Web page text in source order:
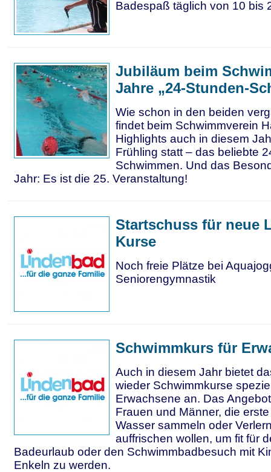
Badespaß täglich von 10 bis
Jubiläum beim
Jahre „24-Stunden-
Wie schon in den beiden
findet beim Schwimmverein
Highlights auch in diesem
Frühling statt – das beliebte
Schwimmen. Und das
Jahr: Es ist die 25. Veranstaltung!
Startschuss für neue
Kurse
Noch freie Plätze bei
Seniorengymnastik
Schwimmkurs für
Auch in diesem Jahr bietet
wieder Schwimmkurse
Erwachsene an. Das
Frauen und Männer, die
Wasser sammeln oder
auffrischen wollen, um fit für
Badeurlaub oder den Schwimmbadbesuch mit
Enkeln zu werden.